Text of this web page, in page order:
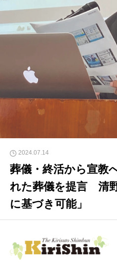
2024.07.14
葬儀・終活から宣
れた葬儀を提言 清野
に基づき可能」